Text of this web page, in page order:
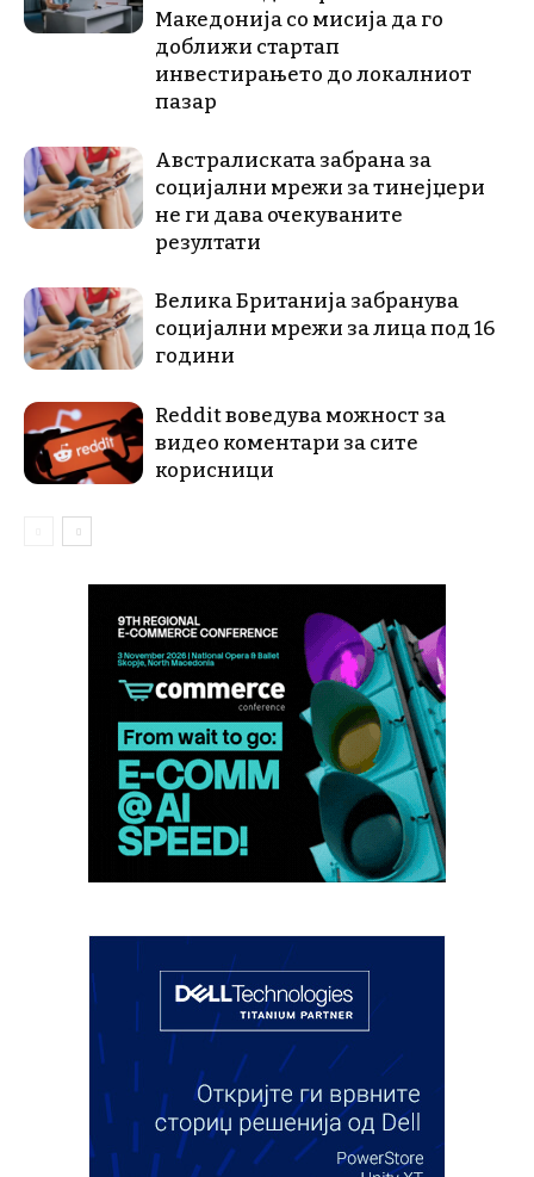
Македонија со мисија да го
доближи стартап
инвестирањето до локалниот
пазар
Австралиската забрана за
социјални мрежи за тинејџери
не ги дава очекуваните
резултати
Велика Британија забранува
социјални мрежи за лица под 16
години
Reddit воведува можност за
видео коментари за сите
корисници